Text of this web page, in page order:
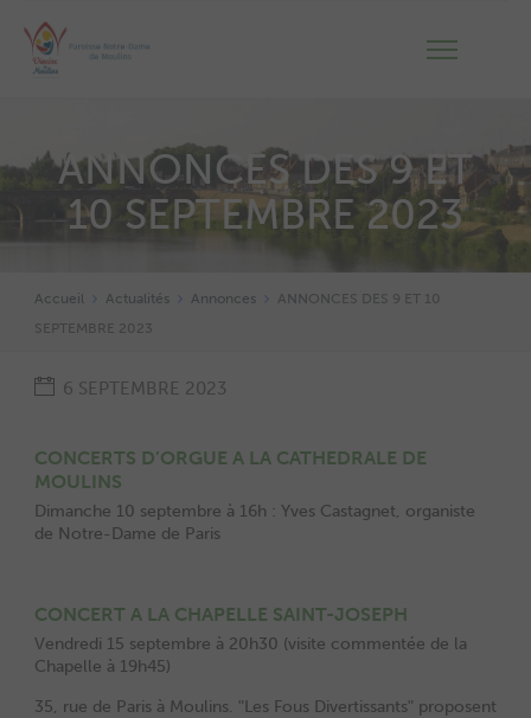
ANNONCES DES 9 ET
10 SEPTEMBRE 2023
Accueil Actualités Annonces
ANNONCES DES 9 ET 10
SEPTEMBRE 2023
6 SEPTEMBRE 2023
CONCERTS D’ORGUE A LA CATHEDRALE DE
MOULINS
Dimanche 10 septembre à 16h : Yves Castagnet, organiste
de Notre-Dame de Paris
CONCERT A LA CHAPELLE SAINT-JOSEPH
Vendredi 15 septembre à 20h30 (visite commentée de la
Chapelle à 19h45)
35, rue de Paris à Moulins. ʺLes Fous Divertissantsʺ proposent